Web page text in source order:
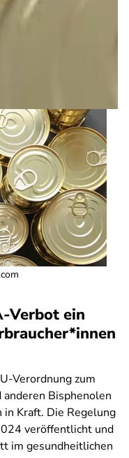
Verbot ein
Verordnung zum
Bisphenolen
Kraft. Die Regelung
veröffentlicht und
im gesundheitlichen